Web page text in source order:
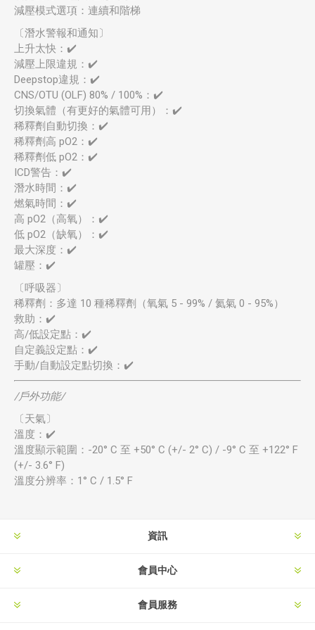
減壓模式選項：連續和階梯
〔潛水警報和通知〕
上升太快：✔️
減壓上限違規：✔️
Deepstop違規：✔️
CNS/OTU (OLF) 80% / 100%：✔️
切換氣體（有更好的氣體可用）：✔️
稀釋劑自動切換：✔️
稀釋劑高 pO2：✔️
稀釋劑低 pO2：✔️
ICD警告：✔️
潛水時間：✔️
燃氣時間：✔️
高 pO2（高氧）：✔️
低 pO2（缺氧）：✔️
最大深度：✔️
罐壓：✔️
〔呼吸器〕
稀釋劑：多達 10 種稀釋劑（氧氣 5 - 99% / 氦氣 0 - 95%）
救助：✔️
高/低設定點：✔️
自定義設定點：✔️
手動/自動設定點切換：✔️
/戶外功能/
〔天氣〕
溫度：✔️
溫度顯示範圍：-20° C 至 +50° C (+/- 2° C) / -9° C 至 +122° F
(+/- 3.6° F)
溫度分辨率：1° C / 1.5° F
資訊
會員中心
會員服務